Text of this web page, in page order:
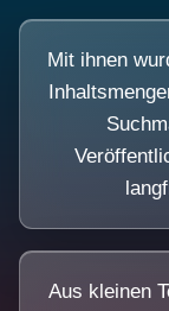
Mit ihnen
Aus kleinen